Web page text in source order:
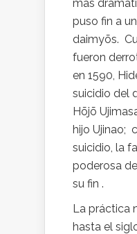
más
puso fin a
daimyōs.
fueron
en 1590,
suicidio del
Hōjō
hijo Ujinao;
suicidio, la
poderosa
su fin .
La práctica
hasta el